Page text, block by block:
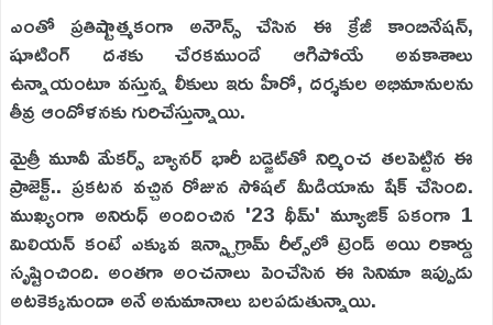
ఎంతో ప్రతిష్టాత్మకంగా అనౌన్స్ చేసిన ఈ క్రేజీ కాంబినేషన్,
షూటింగ్ దశకు చేరకముందే ఆగిపోయే అవకాశాలు
ఉన్నాయంటూ వస్తున్న లీకులు ఇరు హీరో, దర్శకుల అభిమానులను
తీవ్ర ఆందోళనకు గురిచేస్తున్నాయి.
మైత్రీ మూవీ మేకర్స్ బ్యానర్‌ భారీ బడ్జెట్‌తో నిర్మించ తలపెట్టిన ఈ
ప్రాజెక్ట్.. ప్రకటన వచ్చిన రోజున సోషల్ మీడియాను షేక్ చేసింది.
ముఖ్యంగా అనిరుధ్ అందించిన '23 థీమ్' మ్యూజిక్ ఏకంగా 1
మిలియన్ కంటే ఎక్కువ ఇన్స్టాగ్రామ్ రీల్స్‌లో ట్రెండ్ అయి రికార్డు
సృష్టించింది. అంతగా అంచనాలు పెంచేసిన ఈ సినిమా ఇప్పుడు
అటకెక్కనుందా అనే అనుమానాలు బలపడుతున్నాయి.